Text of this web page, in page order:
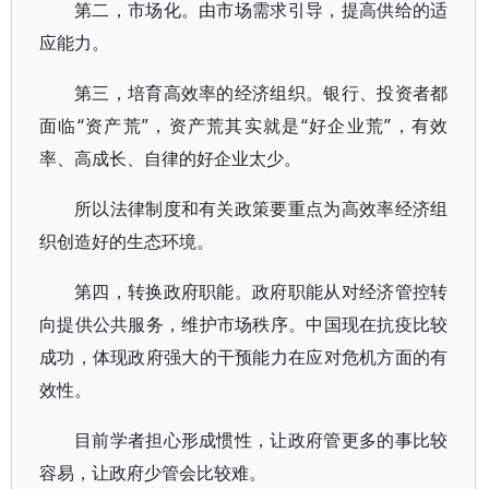
第二，市场化。由市场需求引导，提高供给的适
应能力。
第三，培育高效率的经济组织。银行、投资者都
面临“资产荒”，资产荒其实就是“好企业荒”，有效
率、高成长、自律的好企业太少。
所以法律制度和有关政策要重点为高效率经济组
织创造好的生态环境。
第四，转换政府职能。政府职能从对经济管控转
向提供公共服务，维护市场秩序。中国现在抗疫比较
成功，体现政府强大的干预能力在应对危机方面的有
效性。
目前学者担心形成惯性，让政府管更多的事比较
容易，让政府少管会比较难。